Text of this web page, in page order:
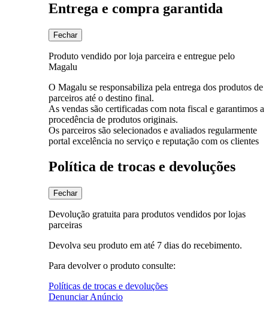
Entrega e compra garantida
Fechar
Produto vendido por loja parceira e entregue pelo
Magalu
O Magalu se responsabiliza pela entrega dos produtos de
parceiros até o destino final.
As vendas são certificadas com nota fiscal e garantimos a
procedência de produtos originais.
Os parceiros são selecionados e avaliados regularmente
portal excelência no serviço e reputação com os clientes
Política de trocas e devoluções
Fechar
Devolução gratuita para produtos vendidos por lojas
parceiras
Devolva seu produto em até 7 dias do recebimento.
Para devolver o produto consulte:
Políticas de trocas e devoluções
Denunciar Anúncio